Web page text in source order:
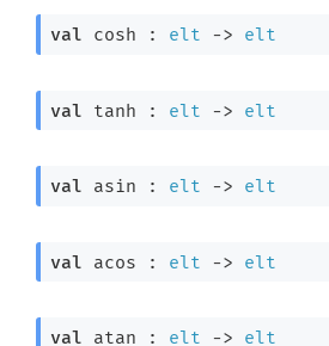
val cosh : elt -> elt
val tanh : elt -> elt
val asin : elt -> elt
val acos : elt -> elt
val atan : elt -> elt